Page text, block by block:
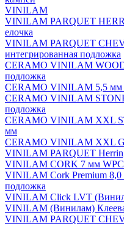
VINILAM
VINILAM PARQUET
елочка
VINILAM PARQUET
интегрированная подложка
CERAMO VINILAM
подложка
CERAMO VINILAM 5,5 мм
CERAMO VINILAM
подложка
CERAMO VINILAM XXL
мм
CERAMO VINILAM XXL
VINILAM PARQUET
VINILAM CORK 7 мм WPC
VINILAM Cork Premium 8,0
подложка
VINILAM Click LVT
VINILAM (Винилам)
VINILAM PARQUET